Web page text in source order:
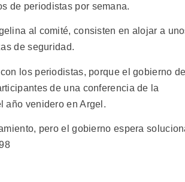
de periodistas por semana.
al comité, consisten en alojar a
de seguridad.
los periodistas, porque el gobierno
de una conferencia de la
año venidero en Argel.
pero el gobierno espera